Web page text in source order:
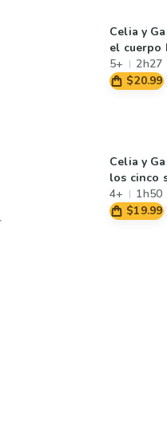
Celia y
el cuerpo
5+
2h27
$20.99
Celia y
los cinco
4+
1h50
$19.99